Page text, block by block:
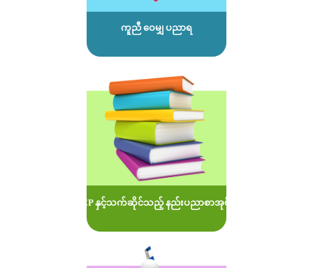
ကူညီ ဝေမျှ ပညာရ
MOEP နှင့်သက်ဆိုင်သည့် နည်းပညာစာအုပ်များ